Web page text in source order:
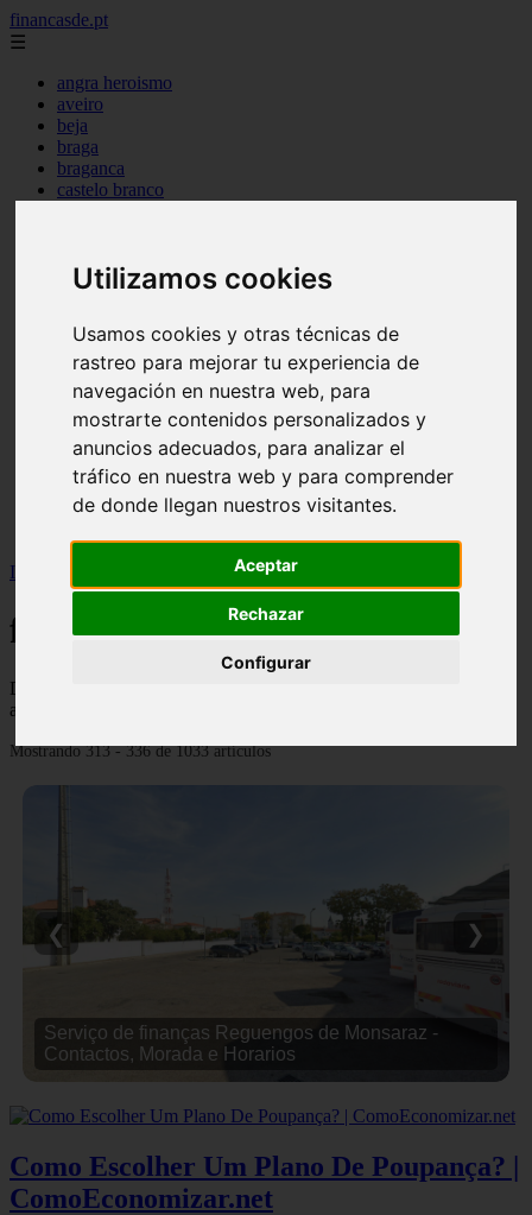
Utilizamos cookies
Usamos cookies y otras técnicas de
rastreo para mejorar tu experiencia de
navegación en nuestra web, para
mostrarte contenidos personalizados y
anuncios adecuados, para analizar el
tráfico en nuestra web y para comprender
de donde llegan nuestros visitantes.
Aceptar
Rechazar
Configurar
financasde.pt
☰
angra heroismo
aveiro
beja
braga
braganca
castelo branco
guarda
horta
lisboa
madeira
ponta delgada
portalegre
porto
santarem
setubal
viana castelo
vila real
Inicio
Página 14
financaspt
Descubre todas las noticias de la categoría financaspt. Artículos
actualizados y contenido de calidad en financasde.pt.
Mostrando 313 - 336 de 1033 artículos
Serviço de finanças Mangualde - Contactos, Morada
e Horarios
❮ ❯
Como Escolher Um Plano De Poupança? |
ComoEconomizar.net